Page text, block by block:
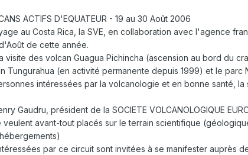
ACTIFS D'EQUATEUR - 19 au 30 Août 2006
au Costa Rica, la SVE, en collaboration avec l'agence
de cette année.
visite des volcan Guagua Pichincha (ascension au bord du
Tungurahua (en activité permanente depuis 1999) et le parc
intéressées par la volcanologie et en bonne santé,
Gaudru, président de la SOCIETE VOLCANOLOGIQUE
veulent avant-tout placés sur le terrain scientifique
par ce circuit sont invitées à se manifester auprès